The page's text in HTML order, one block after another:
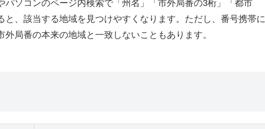
パソコンのページ内検索で「州名」「市外局番の3桁」「都市
と、該当する地域を見つけやすくなります。ただし、番号携帯に
局番の本来の地域と一致しないこともあります。